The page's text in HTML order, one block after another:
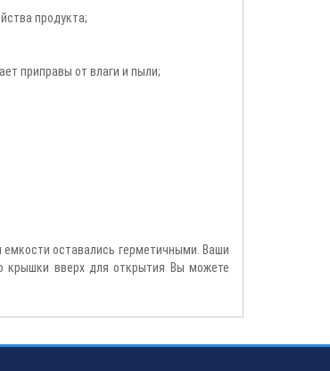
продукта;
приправы от влаги и пыли;
емкости оставались герметичными. Ваши
крышки вверх для открытия Вы можете